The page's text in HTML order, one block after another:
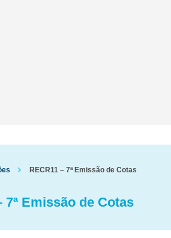
RECR11 – 7ª Emissão de Cotas
7ª Emissão de Cotas